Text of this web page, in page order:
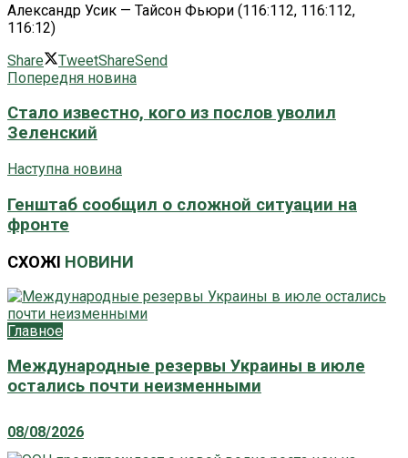
Александр Усик — Тайсон Фьюри (116:112, 116:112,
116:12)
Share
TweetShareSend
Попередня новина
Стало известно, кого из послов уволил
Зеленский
Наступна новина
Генштаб сообщил о сложной ситуации на
фронте
СХОЖІ НОВИНИ
Главное
Международные резервы Украины в июле
остались почти неизменными
08/08/2026